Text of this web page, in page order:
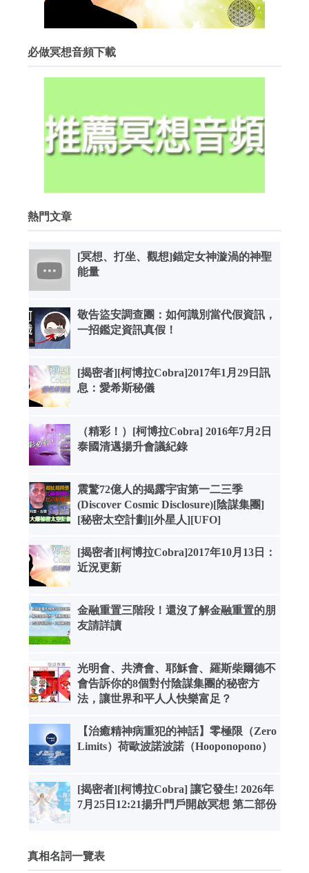
必做冥想音頻下載
熱門文章
[冥想、打坐、觀想]錨定女神漩渦的神聖
能量
敬告盜安調查團：如何識別當代假資訊，
一招鑑定資訊真假！
[揭密者][柯博拉Cobra]2017年1月29日訊
息：愛希斯秘儀
（精彩！）[柯博拉Cobra] 2016年7月2日
泰國清邁揚升會議紀錄
震驚72億人的揭露宇宙第一二三季
(Discover Cosmic Disclosure)[陰謀集團]
[秘密太空計劃][外星人][UFO]
[揭密者][柯博拉Cobra]2017年10月13日：
近況更新
金融重置三階段！還沒了解金融重置的朋
友請詳讀
光明會、共濟會、耶穌會、羅斯柴爾德不
會告訴你的8個對付陰謀集團的秘密方
法，讓世界和平人人快樂富足？
【治癒精神病重犯的神話】零極限（Zero
Limits）荷歐波諾波諾（Hooponopono）
[揭密者][柯博拉Cobra] 讓它發生! 2026年
7月25日12:21揚升門戶開啟冥想 第二部份
真相名詞一覽表